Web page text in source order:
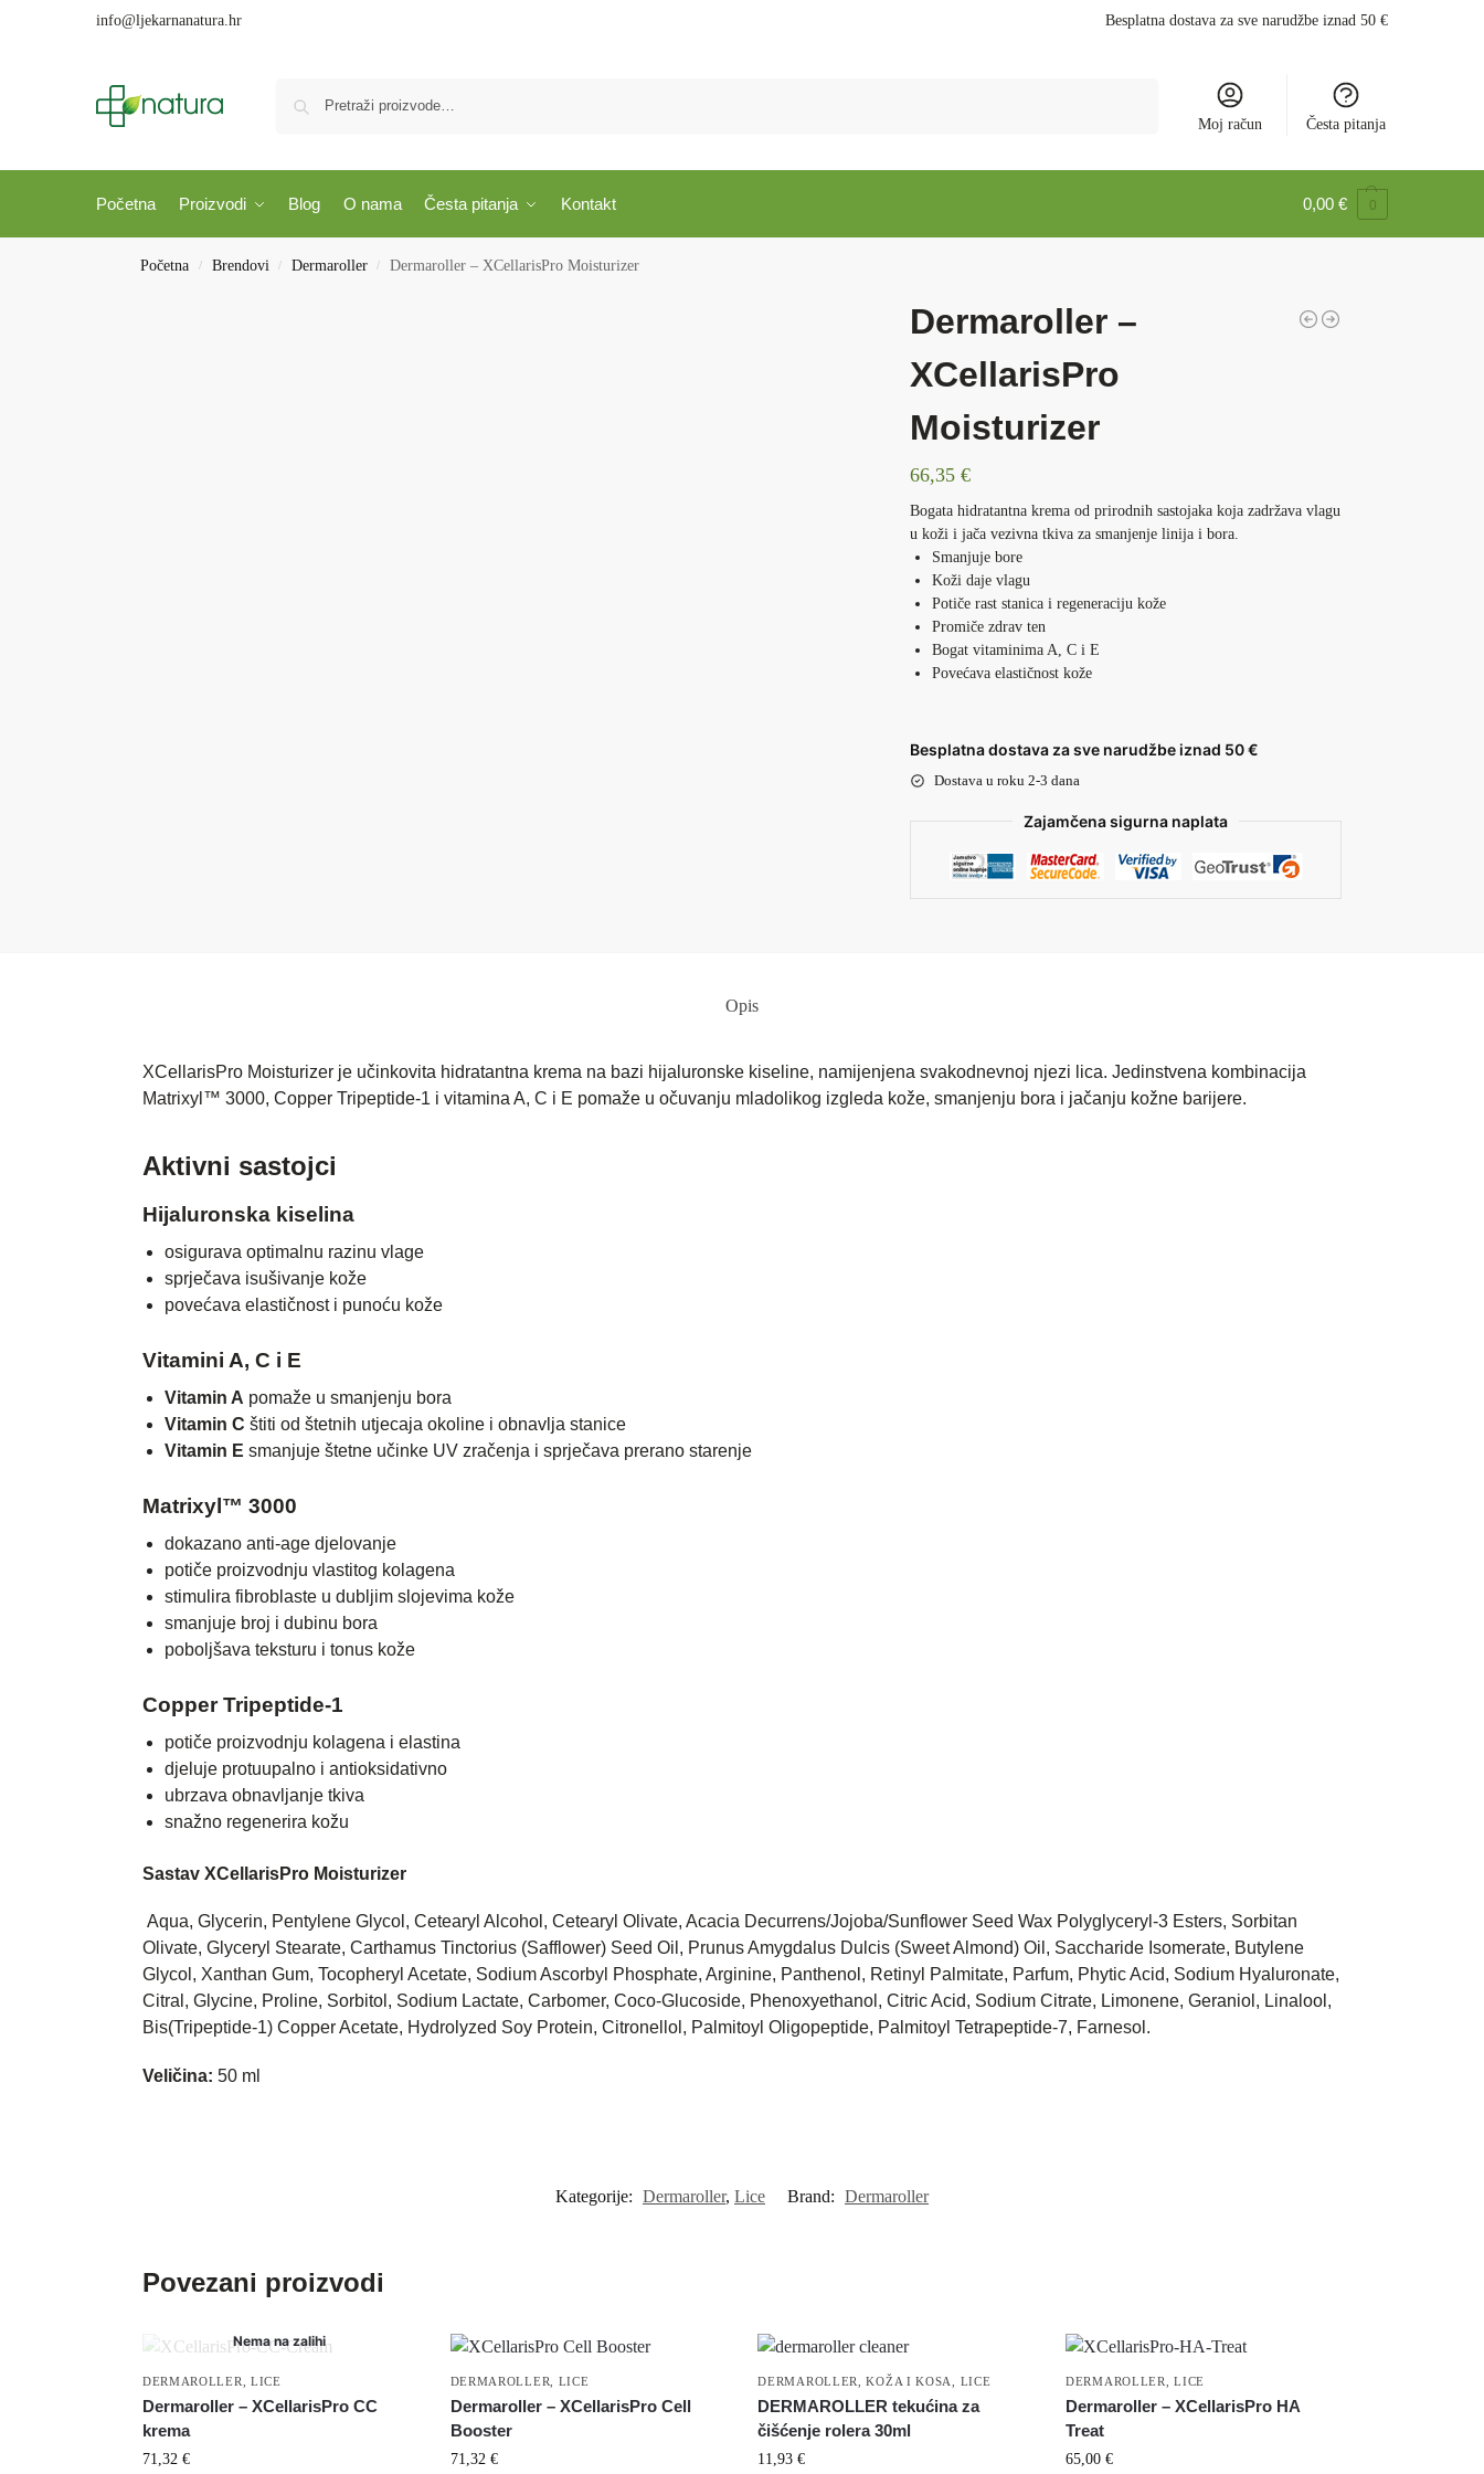
info@ljekarnanatura.hr Besplatna dostava za sve narudžbe iznad 50 €
Moj račun Česta pitanja
Početna Proizvodi Blog O nama Česta pitanja Kontakt 0,00 € 0
Početna / Brendovi / Dermaroller / Dermaroller – XCellarisPro Moisturizer
Dermaroller –
XCellarisPro
Moisturizer
66,35€
Bogata hidratantna krema od prirodnih sastojaka koja zadržava vlagu
u koži i jača vezivna tkiva za smanjenje linija i bora.
Smanjuje bore
Koži daje vlagu
Potiče rast stanica i regeneraciju kože
Promiče zdrav ten
Bogat vitaminima A, C i E
Povećava elastičnost kože
Besplatna dostava za sve narudžbe iznad 50 €
Dostava u roku 2-3 dana
Zajamčena sigurna naplata
Opis
XCellarisPro Moisturizer je učinkovita hidratantna krema na bazi hijaluronske kiseline, namijenjena svakodnevnoj njezi lica. Jedinstvena kombinacija
Matrixyl™ 3000, Copper Tripeptide-1 i vitamina A, C i E pomaže u očuvanju mladolikog izgleda kože, smanjenju bora i jačanju kožne barijere.
Aktivni sastojci
Hijaluronska kiselina
osigurava optimalnu razinu vlage
sprječava isušivanje kože
povećava elastičnost i punoću kože
Vitamini A, C i E
Vitamin A pomaže u smanjenju bora
Vitamin C štiti od štetnih utjecaja okoline i obnavlja stanice
Vitamin E smanjuje štetne učinke UV zračenja i sprječava prerano starenje
Matrixyl™ 3000
dokazano anti-age djelovanje
potiče proizvodnju vlastitog kolagena
stimulira fibroblaste u dubljim slojevima kože
smanjuje broj i dubinu bora
poboljšava teksturu i tonus kože
Copper Tripeptide-1
potiče proizvodnju kolagena i elastina
djeluje protuupalno i antioksidativno
ubrzava obnavljanje tkiva
snažno regenerira kožu
Sastav XCellarisPro Moisturizer
Aqua, Glycerin, Pentylene Glycol, Cetearyl Alcohol, Cetearyl Olivate, Acacia Decurrens/Jojoba/Sunflower Seed Wax Polyglyceryl-3 Esters, Sorbitan
Olivate, Glyceryl Stearate, Carthamus Tinctorius (Safflower) Seed Oil, Prunus Amygdalus Dulcis (Sweet Almond) Oil, Saccharide Isomerate, Butylene
Glycol, Xanthan Gum, Tocopheryl Acetate, Sodium Ascorbyl Phosphate, Arginine, Panthenol, Retinyl Palmitate, Parfum, Phytic Acid, Sodium Hyaluronate,
Citral, Glycine, Proline, Sorbitol, Sodium Lactate, Carbomer, Coco-Glucoside, Phenoxyethanol, Citric Acid, Sodium Citrate, Limonene, Geraniol, Linalool,
Bis(Tripeptide-1) Copper Acetate, Hydrolyzed Soy Protein, Citronellol, Palmitoyl Oligopeptide, Palmitoyl Tetrapeptide-7, Farnesol.
Veličina: 50 ml
Kategorije: Dermaroller, Lice Brand: Dermaroller
Povezani proizvodi
Nema na zalihi
DERMAROLLER LICE
Dermaroller – XCellarisPro CC
krema
71,32 €
DERMAROLLER LICE
Dermaroller – XCellarisPro Cell
Booster
71,32 €
DERMAROLLER ,KOŽA I KOSA LICE
DERMAROLLER tekućina za
čišćenje rolera 30ml
11,93€
DERMAROLLER ,LICE
Dermaroller – XCellarisPro HA
Treat
65,00€